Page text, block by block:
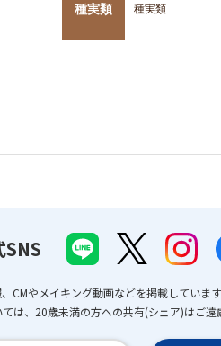
種実類 種実類
CMやメイキング動画などを掲載しています
は、20歳未満の方への共有(シェア)はご遠